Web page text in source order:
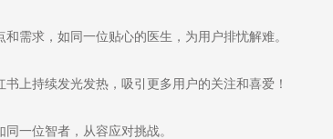
需求，如同一位贴心的医生，为用户排忧解难。
上持续发光发热，吸引更多用户的关注和喜爱！
一位智者，从容应对挑战。